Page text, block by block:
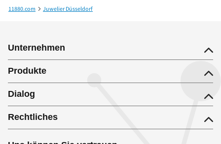
11880.com
Juwelier Düsseldorf
Unternehmen
Produkte
Dialog
Rechtliches